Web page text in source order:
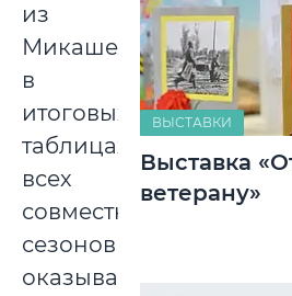
из
Микашевич
в
итоговых
таблицах
всех
совместных
сезонов
оказывалась
ВЫСТАВКИ
Выставка
ветерану»